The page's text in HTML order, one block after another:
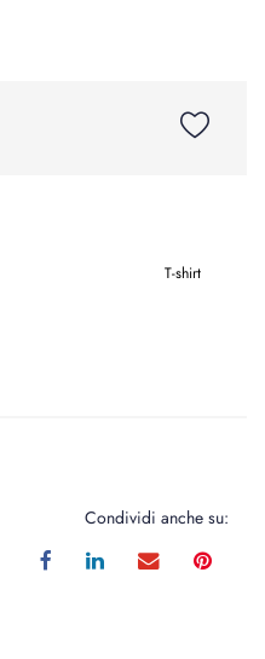
T-shirt
Condividi anche su: